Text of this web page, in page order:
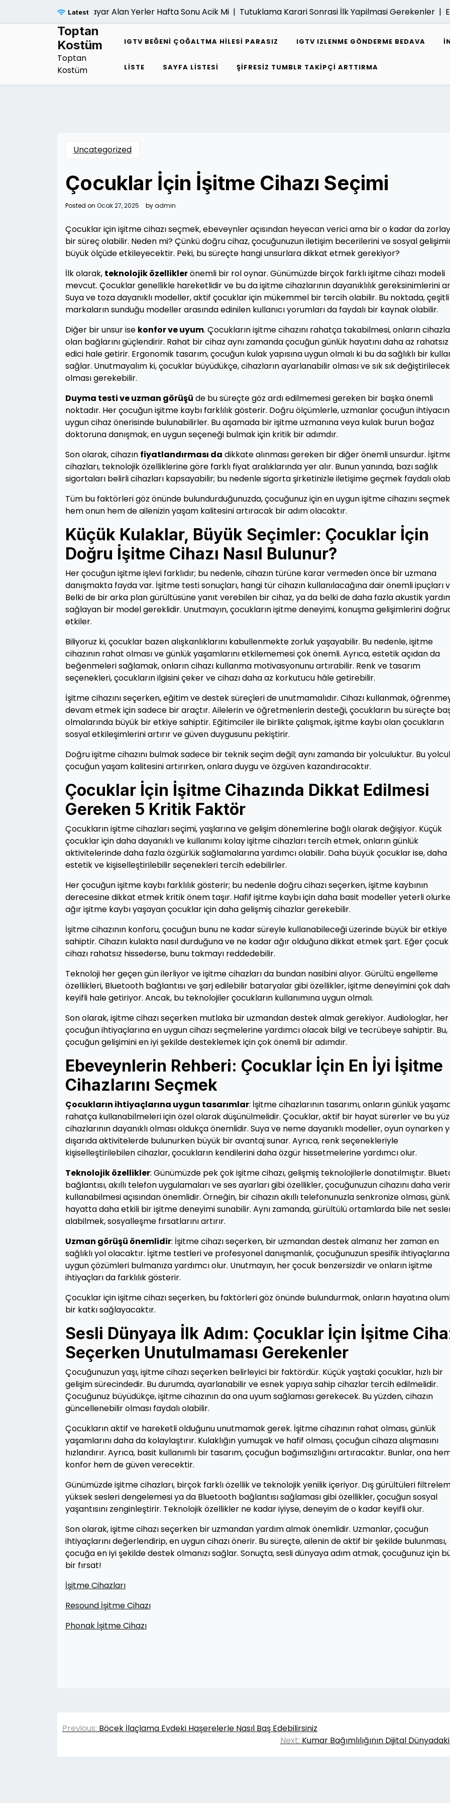
Latest
Bilgisayar Alan Yerler Hafta Sonu Acik Mi |Tutuklama Karari Sonrasi İlk Yapilmasi Gerekenler |E
Toptan
Kostüm
Toptan
Kostüm
IGTV BEĞENI ÇOĞALTMA HILESI PARASIZ IGTV IZLENME GÖNDERME BEDAVA
LISTE SAYFA LISTESI ŞIFRESIZ TUMBLR TAKIPÇI ARTTIRMA
Uncategorized
Çocuklar İçin İşitme Cihazı Seçimi
Posted on Ocak 27, 2025 byadmin
Çocuklar için işitme cihazı seçmek, ebeveynler açısından heyecan verici ama bir o kadar da
bir süreç olabilir. Neden mi? Çünkü doğru cihaz, çocuğunuzun iletişim becerilerini ve sosyal
büyük ölçüde etkileyecektir. Peki, bu süreçte hangi unsurlara dikkat etmek gerekiyor?
İlk olarak, teknolojik özelliklerönemli bir rol oynar. Günümüzde birçok farklı işitme cihazı modeli
mevcut. Çocuklar genellikle hareketlidir ve bu da işitme cihazlarının dayanıklılık gereksinimlerini
Suya ve toza dayanıklı modeller, aktif çocuklar için mükemmel bir tercih olabilir. Bu noktada, çeşitli
markaların sunduğu modeller arasında edinilen kullanıcı yorumları da faydalı bir kaynak olabilir.
Diğer bir unsur ise konfor ve uyum. Çocukların işitme cihazını rahatça takabilmesi, onların cihazla
olan bağlarını güçlendirir. Rahat bir cihaz aynı zamanda çocuğun günlük hayatını daha az rahatsız
edici hale getirir. Ergonomik tasarım, çocuğun kulak yapısına uygun olmalı ki bu da sağlıklı bir
sağlar. Unutmayalım ki, çocuklar büyüdükçe, cihazların ayarlanabilir olması ve sık sık değiştirilecek
olması gerekebilir.
Duyma testi ve uzman görüşü de bu süreçte göz ardı edilmemesi gereken bir başka önemli
noktadır. Her çocuğun işitme kaybı farklılık gösterir. Doğru ölçümlerle, uzmanlar çocuğun
uygun cihaz önerisinde bulunabilirler. Bu aşamada bir işitme uzmanına veya kulak burun boğaz
doktoruna danışmak, en uygun seçeneği bulmak için kritik bir adımdır.
Son olarak, cihazın fiyatlandırması da dikkate alınması gereken bir diğer önemli unsurdur.
cihazları, teknolojik özelliklerine göre farklı fiyat aralıklarında yer alır. Bunun yanında, bazı sağlık
sigortaları belirli cihazları kapsayabilir; bu nedenle sigorta şirketinizle iletişime geçmek faydalı
Tüm bu faktörleri göz önünde bulundurduğunuzda, çocuğunuz için en uygun işitme cihazını
hem onun hem de ailenizin yaşam kalitesini artıracak bir adım olacaktır.
Küçük Kulaklar, Büyük Seçimler: Çocuklar İçin
Doğru İşitme Cihazı Nasıl Bulunur?
Her çocuğun işitme işlevi farklıdır; bu nedenle, cihazın türüne karar vermeden önce bir uzmana
danışmakta fayda var. İşitme testi sonuçları, hangi tür cihazın kullanılacağına dair önemli ipuçları
Belki de bir arka plan gürültüsüne yanıt verebilen bir cihaz, ya da belki de daha fazla akustik
sağlayan bir model gereklidir. Unutmayın, çocukların işitme deneyimi, konuşma gelişimlerini
etkiler.
Biliyoruz ki, çocuklar bazen alışkanlıklarını kabullenmekte zorluk yaşayabilir. Bu nedenle, işitme
cihazının rahat olması ve günlük yaşamlarını etkilememesi çok önemli. Ayrıca, estetik açıdan da
beğenmeleri sağlamak, onların cihazı kullanma motivasyonunu artırabilir. Renk ve tasarım
seçenekleri, çocukların ilgisini çeker ve cihazı daha az korkutucu hâle getirebilir.
İşitme cihazını seçerken, eğitim ve destek süreçleri de unutmamalıdır. Cihazı kullanmak,
devam etmek için sadece bir araçtır. Ailelerin ve öğretmenlerin desteği, çocukların bu süreçte
olmalarında büyük bir etkiye sahiptir. Eğitimciler ile birlikte çalışmak, işitme kaybı olan çocukların
sosyal etkileşimlerini artırır ve güven duygusunu pekiştirir.
Doğru işitme cihazını bulmak sadece bir teknik seçim değil; aynı zamanda bir yolculuktur. Bu
çocuğun yaşam kalitesini artırırken, onlara duygu ve özgüven kazandıracaktır.
Çocuklar İçin İşitme Cihazında Dikkat Edilmesi
Gereken 5 Kritik Faktör
Çocukların işitme cihazları seçimi, yaşlarına ve gelişim dönemlerine bağlı olarak değişiyor. Küçük
çocuklar için daha dayanıklı ve kullanımı kolay işitme cihazları tercih etmek, onların günlük
aktivitelerinde daha fazla özgürlük sağlamalarına yardımcı olabilir. Daha büyük çocuklar ise, daha
estetik ve kişiselleştirilebilir seçenekleri tercih edebilirler.
Her çocuğun işitme kaybı farklılık gösterir; bu nedenle doğru cihazı seçerken, işitme kaybının
derecesine dikkat etmek kritik önem taşır. Hafif işitme kaybı için daha basit modeller yeterli
ağır işitme kaybı yaşayan çocuklar için daha gelişmiş cihazlar gerekebilir.
İşitme cihazının konforu, çocuğun bunu ne kadar süreyle kullanabileceği üzerinde büyük bir etkiye
sahiptir. Cihazın kulakta nasıl durduğuna ve ne kadar ağır olduğuna dikkat etmek şart. Eğer çocuk
cihazı rahatsız hissederse, bunu takmayı reddedebilir.
Teknoloji her geçen gün ilerliyor ve işitme cihazları da bundan nasibini alıyor. Gürültü engelleme
özellikleri, Bluetooth bağlantısı ve şarj edilebilir bataryalar gibi özellikler, işitme deneyimini çok
keyifli hale getiriyor. Ancak, bu teknolojiler çocukların kullanımına uygun olmalı.
Son olarak, işitme cihazı seçerken mutlaka bir uzmandan destek almak gerekiyor. Audiologlar, her
çocuğun ihtiyaçlarına en uygun cihazı seçmelerine yardımcı olacak bilgi ve tecrübeye sahiptir. Bu,
çocuğun gelişimini en iyi şekilde desteklemek için çok önemli bir adımdır.
Ebeveynlerin Rehberi: Çocuklar İçin En İyi İşitme
Cihazlarını Seçmek
Çocukların ihtiyaçlarına uygun tasarımlar: İşitme cihazlarının tasarımı, onların günlük
rahatça kullanabilmeleri için özel olarak düşünülmelidir. Çocuklar, aktif bir hayat sürerler ve bu
cihazlarının dayanıklı olması oldukça önemlidir. Suya ve neme dayanıklı modeller, oyun oynarken
dışarıda aktivitelerde bulunurken büyük bir avantaj sunar. Ayrıca, renk seçenekleriyle
kişiselleştirilebilen cihazlar, çocukların kendilerini daha özgür hissetmelerine yardımcı olur.
Teknolojik özellikler: Günümüzde pek çok işitme cihazı, gelişmiş teknolojilerle donatılmıştır.
bağlantısı, akıllı telefon uygulamaları ve ses ayarları gibi özellikler, çocuğunuzun cihazını daha
kullanabilmesi açısından önemlidir. Örneğin, bir cihazın akıllı telefonunuzla senkronize olması,
hayatta daha etkili bir işitme deneyimi sunabilir. Aynı zamanda, gürültülü ortamlarda bile net
alabilmek, sosyalleşme fırsatlarını artırır.
Uzman görüşü önemlidir: İşitme cihazı seçerken, bir uzmandan destek almanız her zaman en
sağlıklı yol olacaktır. İşitme testleri ve profesyonel danışmanlık, çocuğunuzun spesifik
uygun çözümleri bulmanıza yardımcı olur. Unutmayın, her çocuk benzersizdir ve onların işitme
ihtiyaçları da farklılık gösterir.
Çocuklar için işitme cihazı seçerken, bu faktörleri göz önünde bulundurmak, onların hayatına
bir katkı sağlayacaktır.
Sesli Dünyaya İlk Adım: Çocuklar İçin İşitme
Seçerken Unutulmaması Gerekenler
Çocuğunuzun yaşı, işitme cihazı seçerken belirleyici bir faktördür. Küçük yaştaki çocuklar, hızlı bir
gelişim sürecindedir. Bu durumda, ayarlanabilir ve esnek yapıya sahip cihazlar tercih edilmelidir.
Çocuğunuz büyüdükçe, işitme cihazının da ona uyum sağlaması gerekecek. Bu yüzden, cihazın
güncellenebilir olması faydalı olabilir.
Çocukların aktif ve hareketli olduğunu unutmamak gerek. İşitme cihazının rahat olması, günlük
yaşamlarını daha da kolaylaştırır. Kulaklığın yumuşak ve hafif olması, çocuğun cihaza alışmasını
hızlandırır. Ayrıca, basit kullanımlı bir tasarım, çocuğun bağımsızlığını artıracaktır. Bunlar, ona
konfor hem de güven verecektir.
Günümüzde işitme cihazları, birçok farklı özellik ve teknolojik yenilik içeriyor. Dış gürültüleri
yüksek sesleri dengelemesi ya da Bluetooth bağlantısı sağlaması gibi özellikler, çocuğun sosyal
yaşantısını zenginleştirir. Teknolojik özellikler ne kadar iyiyse, deneyim de o kadar keyifli olur.
Son olarak, işitme cihazı seçerken bir uzmandan yardım almak önemlidir. Uzmanlar, çocuğun
ihtiyaçlarını değerlendirip, en uygun cihazı önerir. Bu süreçte, ailenin de aktif bir şekilde bulunması,
çocuğa en iyi şekilde destek olmanızı sağlar. Sonuçta, sesli dünyaya adım atmak, çocuğunuz için
bir fırsat!
İşitme Cihazları
Resound İşitme Cihazı
Phonak İşitme Cihazı
Yazı
Previous: Böcek İlaçlama Evdeki Haşerelerle Nasıl Baş Edebilirsiniz
Next: Kumar Bağımlılığının Dijital